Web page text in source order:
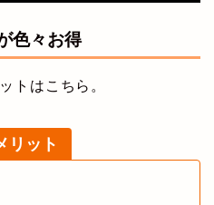
色々お得
トはこちら。
リット